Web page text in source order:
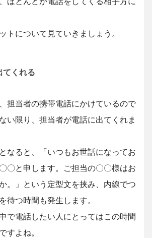
トについて見ていきましょう。
くれる
担当者の携帯電話にかけているので
い限り、担当者が電話に出てくれま
なると、「いつもお世話になってお
〇と申します。ご担当の〇〇様はお
。」という定型文を挟み、内線でつ
待つ時間も発生します。
で電話したい人にとってはこの時間
すよね。